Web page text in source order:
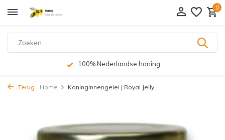
0
100% Nederlandse honing
Terug Home Koninginnengelei | Royal Jelly...